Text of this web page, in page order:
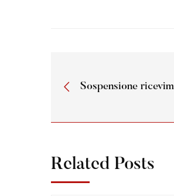
Sospensione
Related Posts